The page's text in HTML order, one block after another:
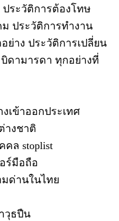
ระวัติการต้องโทษ
ประวัติการทำงาน
ย่าง ประวัติการเปลี่ยน
ดามารดา ทุกอย่างที่
เข้าออกประเทศ
างชาติ
ล stoplist
ร์มือถือ
มด่านในไทย
วุธปืน